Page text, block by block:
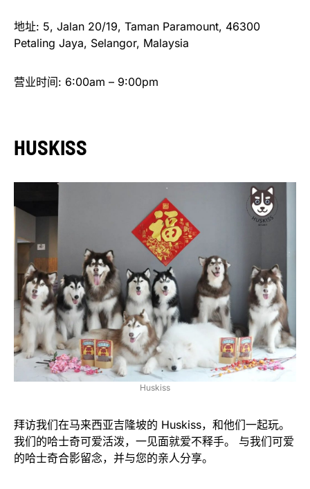
地址: 5, Jalan 20/19, Taman Paramount, 46300
Petaling Jaya, Selangor, Malaysia
营业时间: 6:00am – 9:00pm
HUSKISS
Huskiss
拜访我们在马来西亚吉隆坡的 Huskiss，和他们一起玩。
我们的哈士奇可爱活泼，一见面就爱不释手。 与我们可爱
的哈士奇合影留念，并与您的亲人分享。